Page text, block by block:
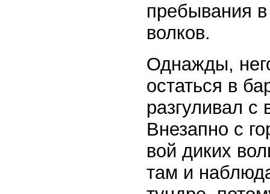
пребывания
волков.
Однажды,
остаться в
разгуливал с
Внезапно с
вой диких
там и